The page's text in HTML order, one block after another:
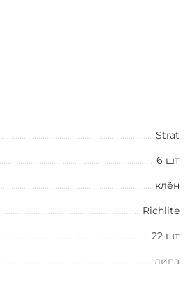
Strat
6 шт
клён
Richlite
22 шт
липа